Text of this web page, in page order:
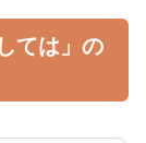
ては」の